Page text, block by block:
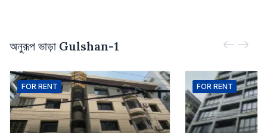
অনুরূপ ভাড়া Gulshan-1
FOR RENT FOR RENT